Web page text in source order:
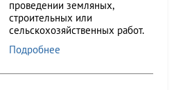
проведении земляных,
строительных или
сельскохозяйственных работ.
Подробнее